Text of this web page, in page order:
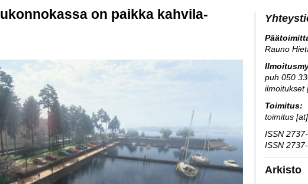
on paikka kahvila-
Rauno
puh 050
ilmoitukset
Toimitus:
toimitus
ISSN
ISSN
Arkisto